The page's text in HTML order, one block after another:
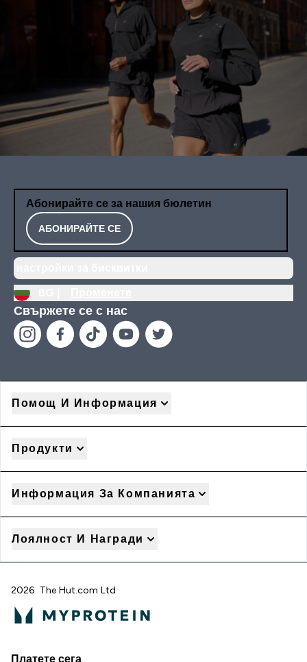
Абонирайте се за нашия бюлетин
АБОНИРАЙТЕ СЕ
Свържете се с нас
Помощ И Информация
Продукти
Информация За Компанията
Лоялност И Награди
2026 The Hut.com Ltd
Платете сега